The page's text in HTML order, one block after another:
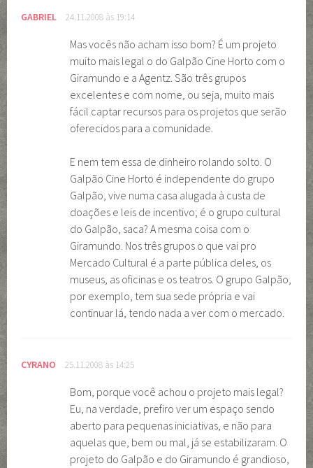
GABRIEL 24.11.2008 às 19:14
Mas vocês não acham isso bom? É um projeto
muito mais legal o do Galpão Cine Horto com o
Giramundo e a Agentz. São três grupos
excelentes e com nome, ou seja, muito mais
fácil captar recursos para os projetos que serão
oferecidos para a comunidade.
E nem tem essa de dinheiro rolando solto. O
Galpão Cine Horto é independente do grupo
Galpão, vive numa casa alugada à custa de
doações e leis de incentivo; é o grupo cultural
do Galpão, saca? A mesma coisa com o
Giramundo. Nos três grupos o que vai pro
Mercado Cultural é a parte pública deles, os
museus, as oficinas e os teatros. O grupo Galpão,
por exemplo, tem sua sede própria e vai
continuar lá, tendo nada a ver com o mercado.
CYRANO 25.11.2008 às 14:25
Bom, porque você achou o projeto mais legal?
Eu, na verdade, prefiro ver um espaço sendo
aberto para pequenas iniciativas, e não para
aquelas que, bem ou mal, já se estabilizaram. O
projeto do Galpão e do Giramundo é grandioso,